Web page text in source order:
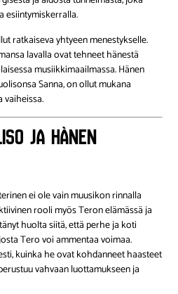
esiintymiskerralla.
ratkaiseva yhtyeen menestykselle.
lavalla ovat tehneet hänestä
musiikkimaailmassa. Hänen
Sanna, on ollut mukana
vaiheissa.
ja hänen
ei ole vain muusikon rinnalla
rooli myös Teron elämässä ja
huolta siitä, että perhe ja koti
Tero voi ammentaa voimaa.
kuinka he ovat kohdanneet haasteet
vahvaan luottamukseen ja